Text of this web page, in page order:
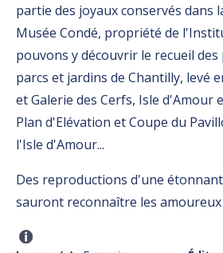
partie des joyaux conservés dans
Musée Condé, propriété de
pouvons y découvrir le recueil des
parcs et jardins de Chantilly, levé
et Galerie des Cerfs, Isle d'Amour
Plan d'Elévation et Coupe du
l'Isle d'Amour...
Des reproductions d'une
sauront reconnaître les amoureux